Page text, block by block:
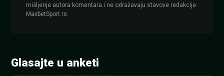
mišljenje autora komentara i ne odražavaju stavove redakcije
MaxbetSport.rs.
Glasajte u anketi